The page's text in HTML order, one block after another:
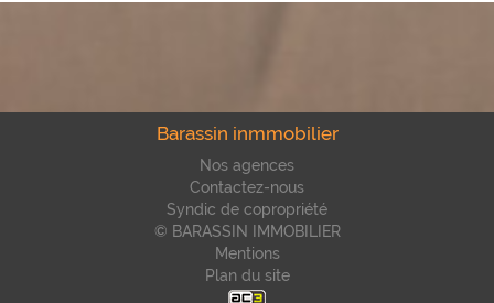
Barassin inmmobilier
Nos agences
Contactez-nous
Syndic de copropriété
© BARASSIN IMMOBILIER
Mentions
Plan du site